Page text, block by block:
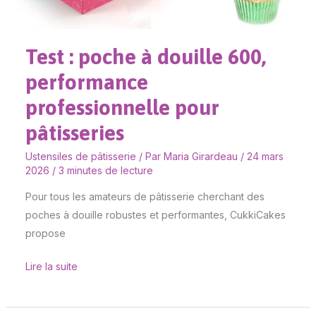
Test : poche à douille 600,
performance
professionnelle pour
pâtisseries
Ustensiles de pâtisserie / Par Maria Girardeau / 24 mars
2026 / 3 minutes de lecture
Pour tous les amateurs de pâtisserie cherchant des
poches à douille robustes et performantes, CukkiCakes
propose
Lire la suite